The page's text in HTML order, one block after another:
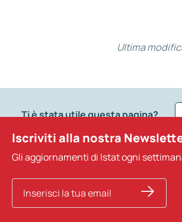
Ultima
Ti è stata utile questa pagina?
Che tipo di commento vuoi lasciare?
Iscriviti alla nostra
Gli aggiornamenti di Istat ogni